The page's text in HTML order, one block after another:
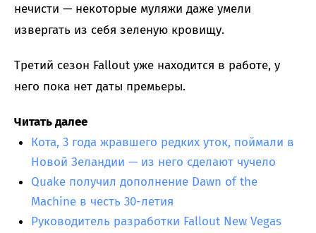
нечисти — некоторые муляжи даже умели
извергать из себя зеленую кровищу.
Третий сезон Fallout уже находится в работе, у
него пока нет даты премьеры.
Читать далее
Кота, 3 года жравшего редких уток, поймали в
Новой Зеландии — из него сделают чучело
Quake получил дополнение Dawn of the
Machine в честь 30-летия
Руководитель разработки Fallout New Vegas